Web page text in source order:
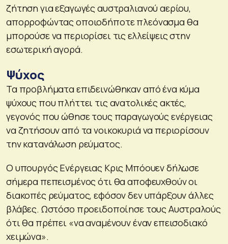
ζήτηση για εξαγωγές αυστραλιανού αερίου,
απορροφώντας οποιοδήποτε πλεόνασμα θα
μπορούσε να περιορίσει τις ελλείψεις στην
εσωτερική αγορά.
Ψύχος
Τα προβλήματα επιδεινώθηκαν από ένα κύμα
ψύχους που πλήττει τις ανατολικές ακτές,
γεγονός που ώθησε τους παραγωγούς ενέργειας
να ζητήσουν από τα νοικοκυριά να περιορίσουν
την κατανάλωση ρεύματος.
Ο υπουργός Ενέργειας Κρις Μπόουεν δήλωσε
σήμερα πεπεισμένος ότι θα αποφευχθούν οι
διακοπές ρεύματος, εφόσον δεν υπάρξουν άλλες
βλάβες. Ωστόσο προειδοποίησε τους Αυστραλούς
ότι θα πρέπει «να αναμένουν έναν επεισοδιακό
χειμώνα».